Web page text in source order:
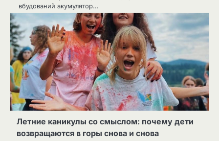
вбудований акумулятор…
Летние каникулы со смыслом: почему дети
возвращаются в горы снова и снова